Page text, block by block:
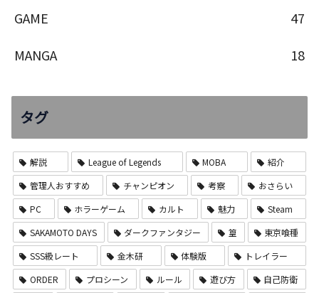
GAME
47
MANGA
18
タグ
解説 League of Legends MOBA
紹介
管理人おすすめ
チャンピオン 考察
おさらい
PC
ホラーゲーム カルト 魅力
Steam
SAKAMOTO DAYS
ダークファンタジー 篁
東京喰種
SSS級レート
金木研 体験版
トレイラー
ORDER
プロシーン ルール 遊び方
自己防衛